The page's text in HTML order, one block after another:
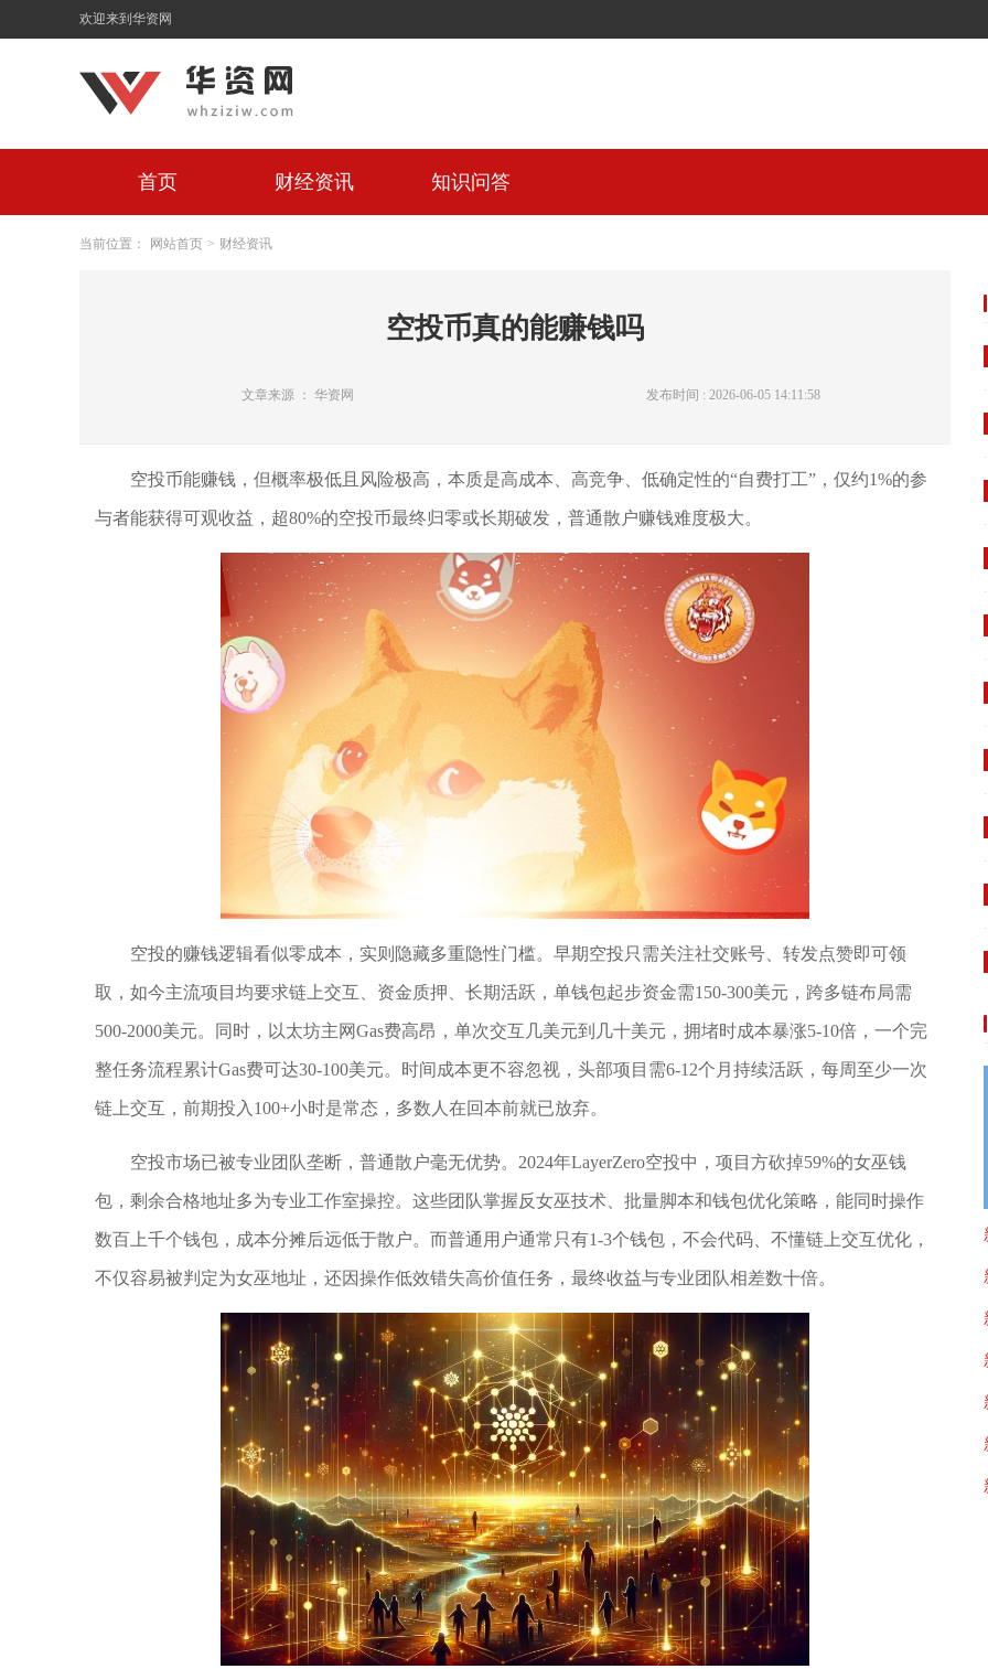
欢迎来到华资网
首页 财经资讯 知识问答
当前位置： 网站首页 > 财经资讯
空投币真的能赚钱吗
文章来源 ： 华资网 发布时间 : 2026-06-05 14:11:58
空投币能赚钱，但概率极低且风险极高，本质是高成本、高竞争、低确定性的“自费打工”，仅约1%的参
与者能获得可观收益，超80%的空投币最终归零或长期破发，普通散户赚钱难度极大。
空投的赚钱逻辑看似零成本，实则隐藏多重隐性门槛。早期空投只需关注社交账号、转发点赞即可领
取，如今主流项目均要求链上交互、资金质押、长期活跃，单钱包起步资金需150-300美元，跨多链布局需
500-2000美元。同时，以太坊主网Gas费高昂，单次交互几美元到几十美元，拥堵时成本暴涨5-10倍，一个完
整任务流程累计Gas费可达30-100美元。时间成本更不容忽视，头部项目需6-12个月持续活跃，每周至少一次
链上交互，前期投入100+小时是常态，多数人在回本前就已放弃。
空投市场已被专业团队垄断，普通散户毫无优势。2024年LayerZero空投中，项目方砍掉59%的女巫钱
包，剩余合格地址多为专业工作室操控。这些团队掌握反女巫技术、批量脚本和钱包优化策略，能同时操作
数百上千个钱包，成本分摊后远低于散户。而普通用户通常只有1-3个钱包，不会代码、不懂链上交互优化，
不仅容易被判定为女巫地址，还因操作低效错失高价值任务，最终收益与专业团队相差数十倍。